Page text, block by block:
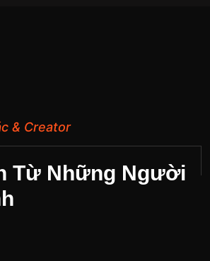
& Creator
Từ Những Người